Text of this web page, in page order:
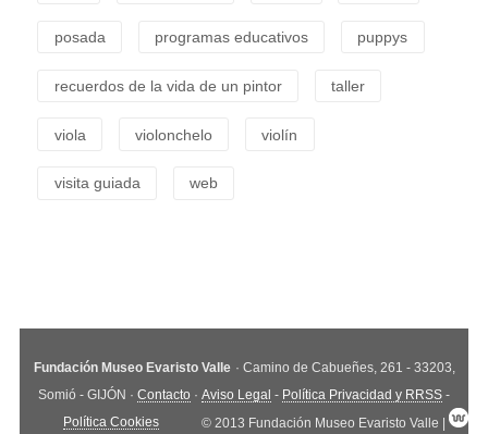
posada programas educativos puppys
recuerdos de la vida de un pintor taller
viola violonchelo violín
visita guiada web
Fundación Museo Evaristo Valle · Camino de Cabueñes, 261 - 33203,
Somió - GIJÓN · Contacto · Aviso Legal - Política Privacidad y RRSS -
Política Cookies © 2013 Fundación Museo Evaristo Valle |